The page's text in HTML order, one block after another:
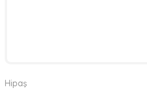
Hipaş